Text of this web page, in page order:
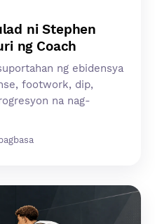
ni Stephen
ng Coach
ng ebidensya
footwork, dip,
na nag-